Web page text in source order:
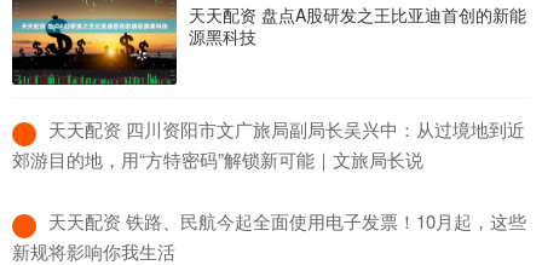
天天配资 盘点A股研发之王比亚迪首创的新能
源黑科技
​天天配资 四川资阳市文广旅局副局长吴兴中：从过境地到近
郊游目的地，用“方特密码”解锁新可能｜文旅局长说
​天天配资 铁路、民航今起全面使用电子发票！10月起，这些
新规将影响你我生活